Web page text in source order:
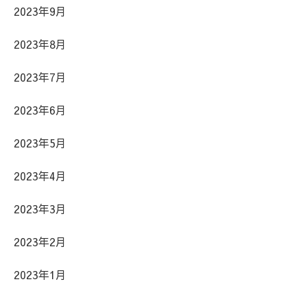
2023年9月
2023年8月
2023年7月
2023年6月
2023年5月
2023年4月
2023年3月
2023年2月
2023年1月